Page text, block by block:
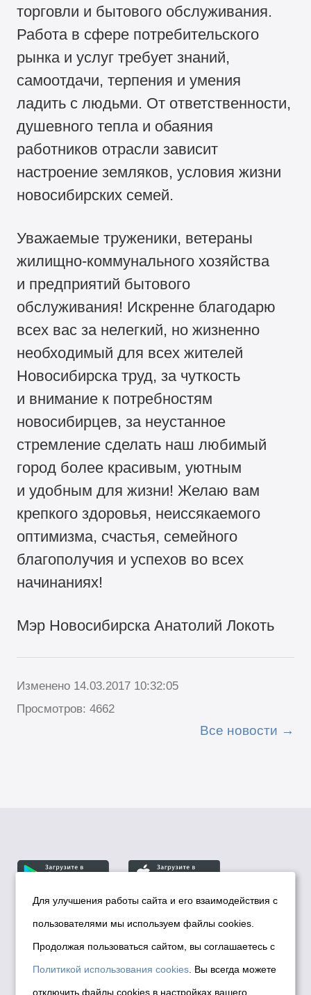
торговли и бытового обслуживания.
Работа в сфере потребительского
рынка и услуг требует знаний,
самоотдачи, терпения и умения
ладить с людьми. От ответственности,
душевного тепла и обаяния
работников отрасли зависит
настроение земляков, условия жизни
новосибирских семей.
Уважаемые труженики, ветераны
жилищно-коммунального хозяйства
и предприятий бытового
обслуживания! Искренне благодарю
всех вас за нелегкий, но жизненно
необходимый для всех жителей
Новосибирска труд, за чуткость
и внимание к потребностям
новосибирцев, за неустанное
стремление сделать наш любимый
город более красивым, уютным
и удобным для жизни! Желаю вам
крепкого здоровья, неиссякаемого
оптимизма, счастья, семейного
благополучия и успехов во всех
начинаниях!
Мэр Новосибирска Анатолий Локоть
Изменено 14.03.2017 10:32:05
Просмотров: 4662
Все новости
© Департамент информационной политики мэрии
города Новосибирска, 2026
Политика использования Cookies
Политика по обработке персональных
Для улучшения работы сайта и его взаимодействия с
пользователями мы используем файлы cookies.
Продолжая пользоваться сайтом, вы соглашаетесь с
Политикой использования cookies . Вы всегда можете
отключить файлы cookies в настройках вашего